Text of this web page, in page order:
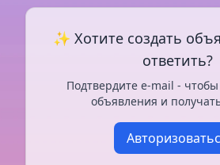
✨ Хотите создать
ответить?
Подтвердите e-mail -
объявления и